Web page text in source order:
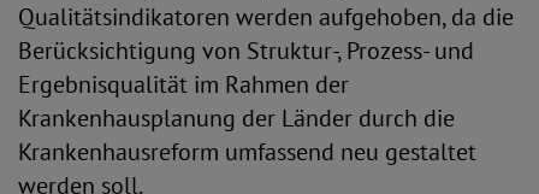
Qualitätsindikatoren werden aufgehoben, da die
Berücksichtigung von Struktur-, Prozess- und
Ergebnisqualität im Rahmen der
Krankenhausplanung der Länder durch die
Krankenhausreform umfassend neu gestaltet
werden soll.